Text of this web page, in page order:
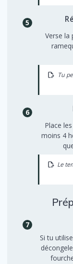
Verse la
Tu
Place
moins 4
Le
Si tu